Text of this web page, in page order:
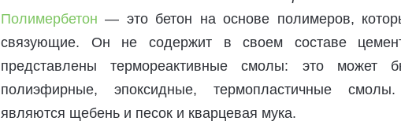
Полимербетон — это бетон на основе полимеров,
связующие. Он не содержит в своем составе
представлены термореактивные смолы: это может
полиэфирные, эпоксидные, термопластичные смолы.
являются щебень и песок и кварцевая мука.